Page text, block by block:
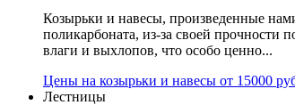
Козырьки и навесы, произведенные
поликарбоната, из-за своей прочности
влаги и выхлопов, что особо ценно...
Цены на козырьки и навесы от 15000
Лестницы